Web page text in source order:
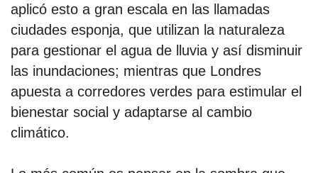
aplicó esto a gran escala en las llamadas
ciudades esponja, que utilizan la naturaleza
para gestionar el agua de lluvia y así disminuir
las inundaciones; mientras que Londres
apuesta a corredores verdes para estimular el
bienestar social y adaptarse al cambio
climático.